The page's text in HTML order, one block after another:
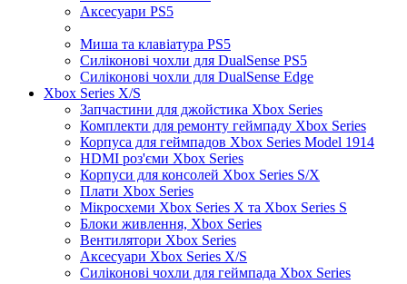
Аксесуари PS5
Миша та клавіатура PS5
Силіконові чохли для DualSense PS5
Силіконові чохли для DualSense Edge
Xbox Series X/S
Запчастини для джойстика Xbox Series
Комплекти для ремонту геймпаду Xbox Series
Корпуса для геймпадов Xbox Series Model 1914
HDMI роз'єми Xbox Series
Корпуси для консолей Xbox Series S/X
Плати Xbox Series
Мікросхеми Xbox Series X та Xbox Series S
Блоки живлення, Xbox Series
Вентилятори Xbox Series
Аксесуари Xbox Series X/S
Силіконові чохли для геймпада Xbox Series